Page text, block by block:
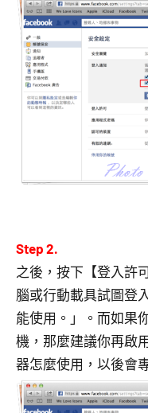
Step 2.
之後，按下【登入許
腦或行動載具試圖登
能使用。」。而如果
機，那麼建議你再啟
器怎麼使用，以後會